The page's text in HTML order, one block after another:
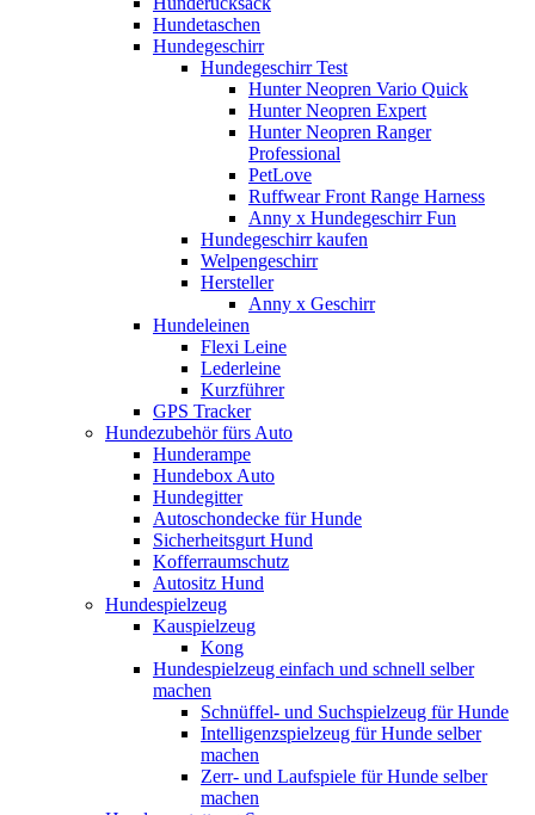
Hundetaschen
Hundegeschirr
Hundegeschirr Test
Hunter Neopren Vario Quick
Hunter Neopren Expert
Hunter Neopren Ranger
Professional
PetLove
Ruffwear Front Range Harness
Anny x Hundegeschirr Fun
Hundegeschirr kaufen
Welpengeschirr
Hersteller
Anny x Geschirr
Hundeleinen
Flexi Leine
Lederleine
Kurzführer
GPS Tracker
Hundezubehör fürs Auto
Hunderampe
Hundebox Auto
Hundegitter
Autoschondecke für Hunde
Sicherheitsgurt Hund
Kofferraumschutz
Autositz Hund
Hundespielzeug
Kauspielzeug
Kong
Hundespielzeug einfach und schnell selber
machen
Schnüffel- und Suchspielzeug für Hunde
Intelligenzspielzeug für Hunde selber
machen
Zerr- und Laufspiele für Hunde selber
machen